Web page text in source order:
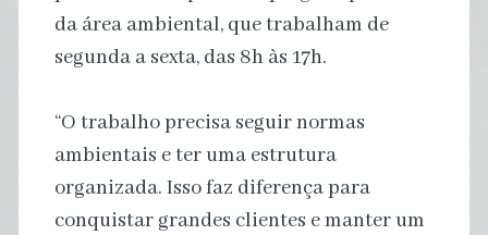
da área ambiental, que trabalham de
segunda a sexta, das 8h às 17h.
“O trabalho precisa seguir normas
ambientais e ter uma estrutura
organizada. Isso faz diferença para
conquistar grandes clientes e manter um